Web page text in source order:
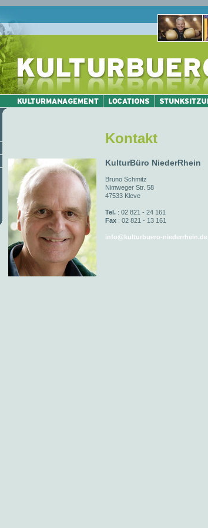
Kontakt
KulturBüro NiederRhein
Bruno Schmitz
Nimweger Str. 58
47533 Kleve
Tel. : 02 821 - 24 161
Fax : 02 821 - 13 161
info@kulturbuero-niederrhein.de